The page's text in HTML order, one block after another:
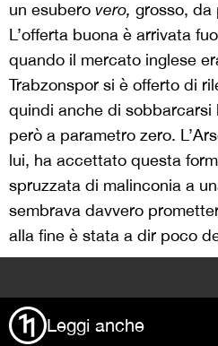
un esubero vero, grosso, da
L’offerta buona è arrivata
quando il mercato inglese
Trabzonspor si è offerto di
quindi anche di sobbarcarsi
però a parametro zero.
lui, ha accettato questa
spruzzata di malinconia a
sembrava davvero
alla fine è stata a dir poco
Leggi anche